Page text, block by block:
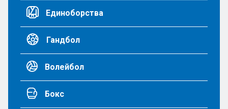
Единоборства
Гандбол
Волейбол
Бокс